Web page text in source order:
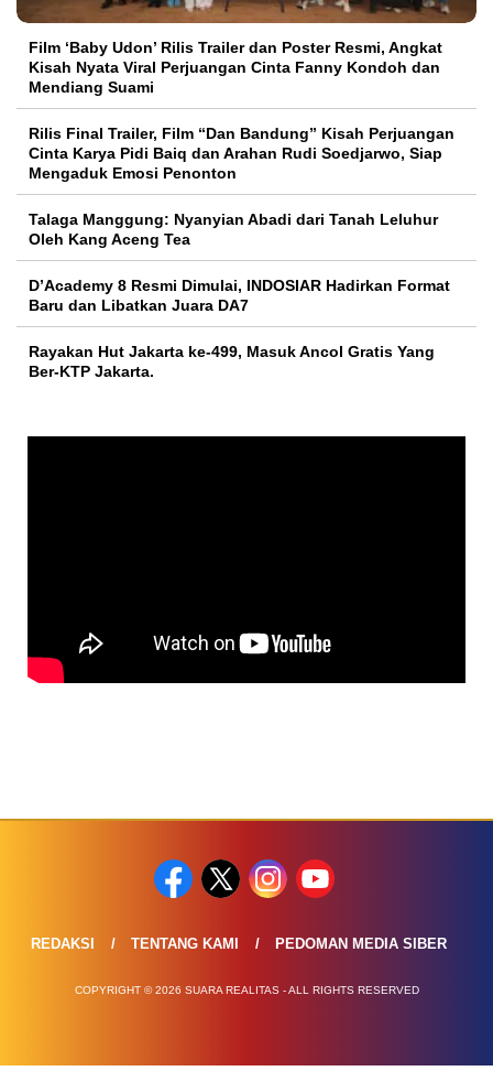
Film ‘Baby Udon’ Rilis Trailer dan Poster Resmi, Angkat
Kisah Nyata Viral Perjuangan Cinta Fanny Kondoh dan
Mendiang Suami
Rilis Final Trailer, Film “Dan Bandung” Kisah Perjuangan
Cinta Karya Pidi Baiq dan Arahan Rudi Soedjarwo, Siap
Mengaduk Emosi Penonton
Talaga Manggung: Nyanyian Abadi dari Tanah Leluhur
Oleh Kang Aceng Tea
D’Academy 8 Resmi Dimulai, INDOSIAR Hadirkan Format
Baru dan Libatkan Juara DA7
Rayakan Hut Jakarta ke-499, Masuk Ancol Gratis Yang
Ber-KTP Jakarta.
REDAKSI TENTANG KAMI PEDOMAN MEDIA SIBER
COPYRIGHT © 2026 SUARA REALITAS - ALL RIGHTS RESERVED